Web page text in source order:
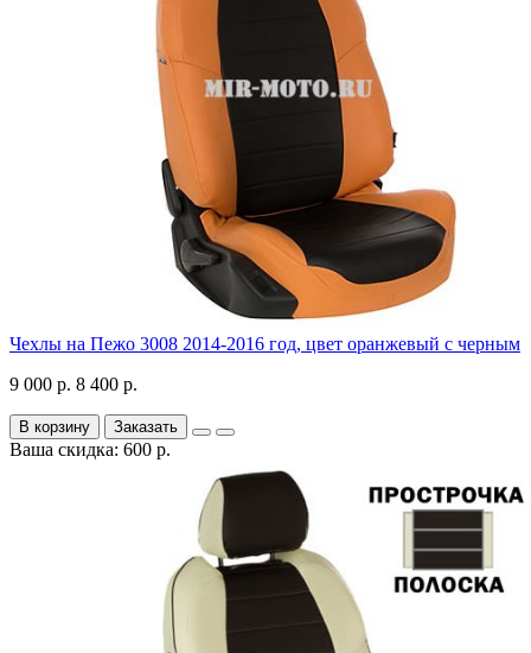
Чехлы на Пежо 3008 2014-2016 год, цвет оранжевый с черным
9 000 р. 8 400 р.
В корзину Заказать
Ваша скидка: 600 р.